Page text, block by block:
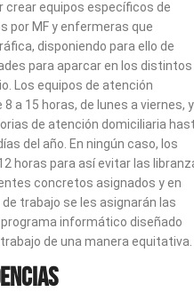
crear equipos específicos de
por MF y enfermeras que
disponiendo para ello de
para aparcar en los distintos
Los equipos de atención
a 15 horas, de lunes a viernes, y
de atención domiciliaria
del año. En ningún caso, los
horas para así evitar las
concretos asignados y en
trabajo se les asignarán las
informático diseñado
de una manera equitativa.